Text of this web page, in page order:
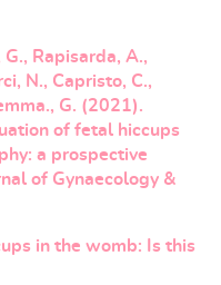
G., Rapisarda, A.,
N., Capristo, C.,
G. (2021).
of fetal hiccups
a prospective
of Gynaecology &
in the womb: Is this